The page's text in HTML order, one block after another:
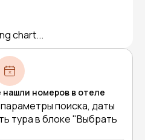
chart...
номеров в отеле
поиска, даты
тура в блоке "Выбрать